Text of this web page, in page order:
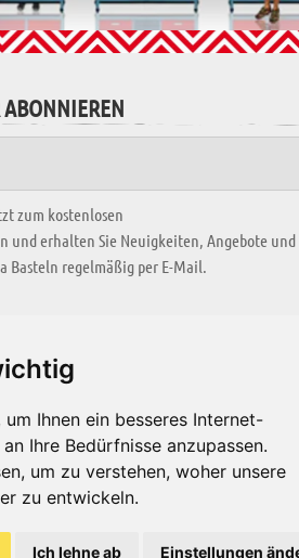
Ihnen ein besseres Internet-
Ihre Bedürfnisse anzupassen.
um zu verstehen, woher unsere
zu entwickeln.
Ich lehne ab Einstellungen
ABONNIEREN
zum kostenlosen
und erhalten Sie Neuigkeiten, Angebote
Basteln regelmäßig per E-Mail.
Es gibt